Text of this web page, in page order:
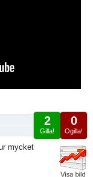
0
Ogilla!
2
Gilla!
mycket